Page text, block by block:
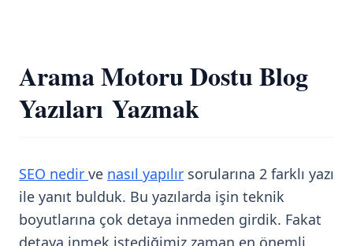
Arama Motoru Dostu Blog
Yazıları Yazmak
SEO nedir ve nasıl yapılır sorularına 2 farklı yazı
ile yanıt bulduk. Bu yazılarda işin teknik
boyutlarına çok detaya inmeden girdik. Fakat
detaya inmek istediğimiz zaman en önemli